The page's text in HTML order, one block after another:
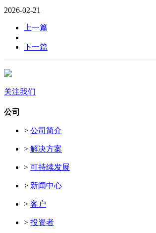
2026-02-21
上一篇
下一篇
关注我们
公司
> 公司简介
> 解决方案
> 可持续发展
> 新闻中心
> 客户
> 投资者